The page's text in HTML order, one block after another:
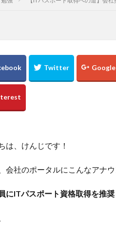
は、けんじです！
会社のポータルにこんなアナウ
にITパスポート資格取得を推奨